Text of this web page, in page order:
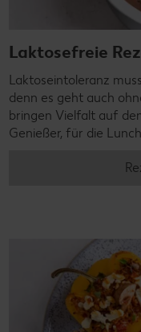
Laktosefreie
Laktoseintoleranz
denn es geht auch
bringen Vielfalt auf
Genießer, für die